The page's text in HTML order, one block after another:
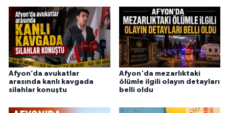
Afyon’da avukatlar
arasında kanlı kavgada
silahlar konuştu
Afyon'da mezarlıktaki
ölümle ilgili olayın detayları
belli oldu